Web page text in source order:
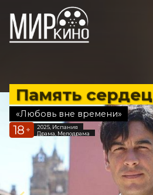
Память сердец
«Любовь вне времени»
18 +
2025, Испания
Драма, Мелодрама